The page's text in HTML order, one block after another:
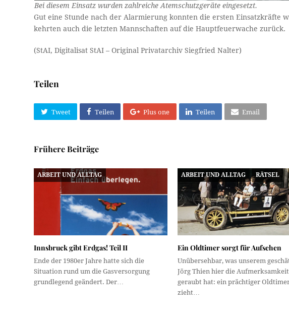
Bei diesem Einsatz wurden zahlreiche Atemschutzgeräte eingesetzt.
Gut eine Stunde nach der Alarmierung konnten die ersten Einsatzkräfte
kehrten auch die letzten Mannschaften auf die Hauptfeuerwache zurück.
(StAI, Digitalisat StAI – Original Privatarchiv Siegfried Nalter)
Teilen
Tweet Teilen Plus one Teilen Email
Frühere Beiträge
ARBEIT UND ALLTAG
Innsbruck gibt Erdgas! Teil II
Ende der 1980er Jahre hatte sich die
Situation rund um die Gasversorgung
grundlegend geändert. Der…
ARBEIT UND ALLTAG RÄTSEL
Ein Oldtimer sorgt für Aufsehen
Unübersehbar, was unserem
Jörg Thien hier die Aufmerksamkeit
geraubt hat: ein prächtiger
zieht…